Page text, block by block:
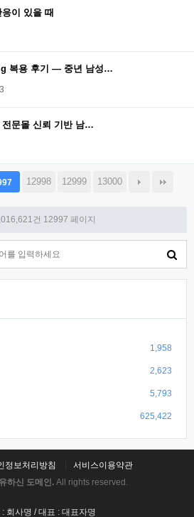
이 있을 때
복용 후기 — 중년 남성…
3
전문몰 신뢰 기반 남…
12998 12999 13000
건 12997 페이지
1,958
2,623
5,793
625,422
정보처리방침
서비스이용약관
하신 도메인. All rights reserved.
: 회사명 / 대표 : 대표자명